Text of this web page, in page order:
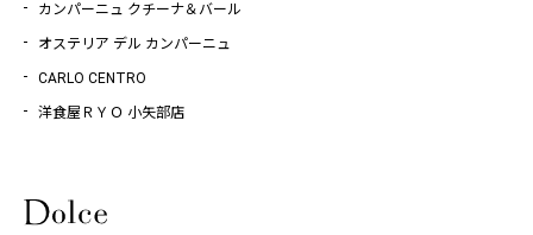
カンパーニュ クチーナ＆バール
オステリア デル カンパーニュ
CARLO CENTRO
洋食屋ＲＹＯ 小矢部店